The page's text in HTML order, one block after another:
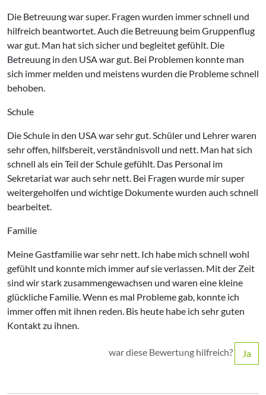
Die Betreuung war super. Fragen wurden immer schnell und
hilfreich beantwortet. Auch die Betreuung beim Gruppenflug
war gut. Man hat sich sicher und begleitet gefühlt. Die
Betreuung in den USA war gut. Bei Problemen konnte man
sich immer melden und meistens wurden die Probleme schnell
behoben.
Schule
Die Schule in den USA war sehr gut. Schüler und Lehrer waren
sehr offen, hilfsbereit, verständnisvoll und nett. Man hat sich
schnell als ein Teil der Schule gefühlt. Das Personal im
Sekretariat war auch sehr nett. Bei Fragen wurde mir super
weitergeholfen und wichtige Dokumente wurden auch schnell
bearbeitet.
Familie
Meine Gastfamilie war sehr nett. Ich habe mich schnell wohl
gefühlt und konnte mich immer auf sie verlassen. Mit der Zeit
sind wir stark zusammengewachsen und waren eine kleine
glückliche Familie. Wenn es mal Probleme gab, konnte ich
immer offen mit ihnen reden. Bis heute habe ich sehr guten
Kontakt zu ihnen.
war diese Bewertung hilfreich? Ja